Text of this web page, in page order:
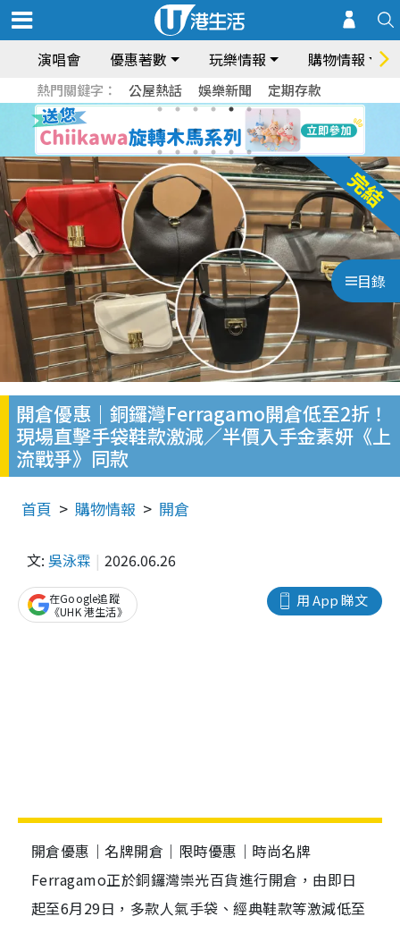
演唱會 優惠著數 玩樂情報 購物情報
熱門關鍵字： 公屋熱話 娛樂新聞 定期存款
目錄
開倉優惠｜銅鑼灣Ferragamo開倉低至2折！
現場直擊手袋鞋款激減／半價入手金素妍《上
流戰爭》同款
首頁 購物情報 開倉
文: 吳泳霖 2026.06.26
用 App 睇文
在Google追蹤
《UHK 港生活》
開倉優惠｜名牌開倉｜限時優惠｜時尚名牌
Ferragamo正於銅鑼灣崇光百貨進行開倉，由即日
起至6月29日，多款人氣手袋、經典鞋款等激減低至